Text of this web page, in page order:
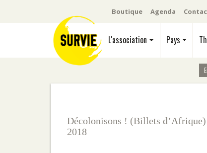
Boutique Agenda
L'association Pays
Décolonisons ! (Billets d’Afrique)
2018